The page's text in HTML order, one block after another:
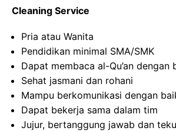
Cleaning Service
Pria atau Wanita
Pendidikan minimal SMA/SMK
Dapat membaca al-Qu’an dengan
Sehat jasmani dan rohani
Mampu berkomunikasi dengan
Dapat bekerja sama dalam tim
Jujur, bertanggung jawab dan